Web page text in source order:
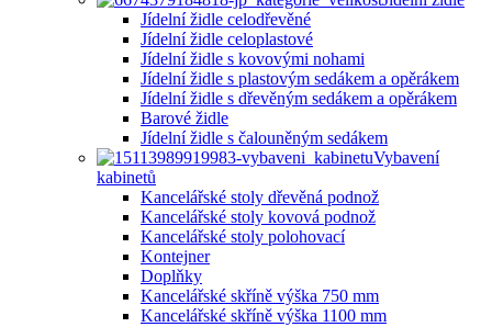
Jídelní židle celodřevěné
Jídelní židle celoplastové
Jídelní židle s kovovými nohami
Jídelní židle s plastovým sedákem a opěrákem
Jídelní židle s dřevěným sedákem a opěrákem
Barové židle
Jídelní židle s čalouněným sedákem
Vybavení
kabinetů
Kancelářské stoly dřevěná podnož
Kancelářské stoly kovová podnož
Kancelářské stoly polohovací
Kontejner
Doplňky
Kancelářské skříně výška 750 mm
Kancelářské skříně výška 1100 mm